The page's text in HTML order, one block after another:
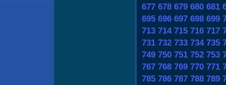
677 678 679 680 681
695 696 697 698 699
713 714 715 716 717
731 732 733 734 735
749 750 751 752 753
767 768 769 770 771
785 786 787 788 789